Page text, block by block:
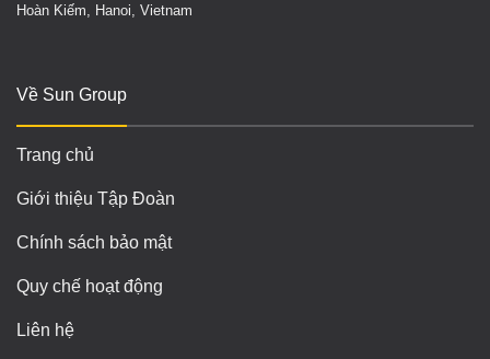
Hoàn Kiếm, Hanoi, Vietnam
Về Sun Group
Trang chủ
Giới thiệu Tập Đoàn
Chính sách bảo mật
Quy chế hoạt động
Liên hệ